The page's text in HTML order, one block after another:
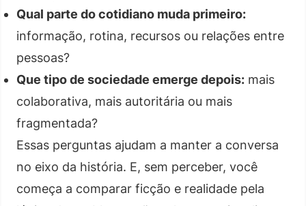
Qual parte do cotidiano muda primeiro:
informação, rotina, recursos ou relações entre
pessoas?
Que tipo de sociedade emerge depois: mais
colaborativa, mais autoritária ou mais
fragmentada?
Essas perguntas ajudam a manter a conversa
no eixo da história. E, sem perceber, você
começa a comparar ficção e realidade pela